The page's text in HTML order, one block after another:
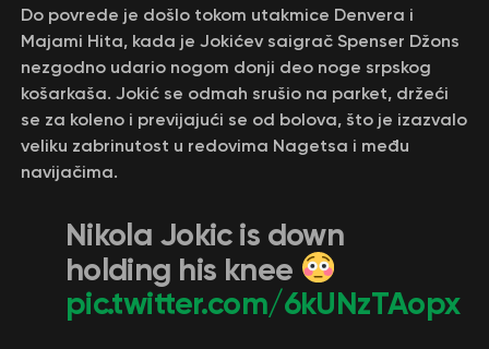
Do povrede je došlo tokom utakmice Denvera i
Majami Hita, kada je Jokićev saigrač Spenser Džons
nezgodno udario nogom donji deo noge srpskog
košarkaša. Jokić se odmah srušio na parket, držeći
se za koleno i previjajući se od bolova, što je izazvalo
veliku zabrinutost u redovima Nagetsa i među
navijačima.
Nikola Jokic is down
holding his knee
pic.twitter.com/6kUNzTAopx